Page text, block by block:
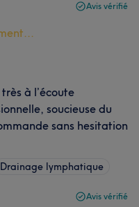
Avis vérifié
à l’écoute
soucieuse du
sans hesitation
Drainage lymphatique
Avis vérifié